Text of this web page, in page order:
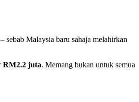
Malaysia baru sahaja melahirkan
RM2.2 juta. Memang bukan untuk semua